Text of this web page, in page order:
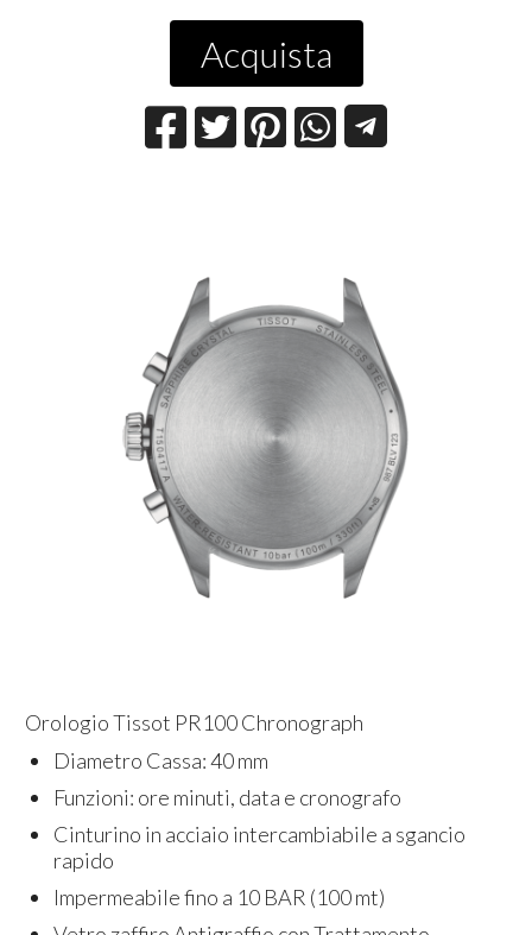
Acquista
Orologio Tissot PR100 Chronograph
Diametro Cassa: 40 mm
Funzioni: ore minuti, data e cronografo
Cinturino in acciaio intercambiabile a sgancio
rapido
Impermeabile fino a 10 BAR (100 mt)